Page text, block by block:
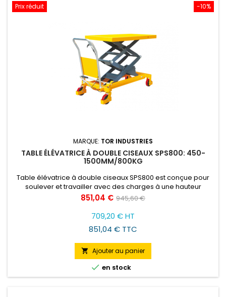
-10%
Prix réduit
MARQUE: TOR INDUSTRIES
TABLE ÉLÉVATRICE À DOUBLE CISEAUX SPS800: 450-
1500MM/800KG
Table élévatrice à double ciseaux SPS800 est conçue pour
soulever et travailler avec des charges à une hauteur
convenable pour l'opérateur.
Prix
851,04 € Prix
945,60 €
709,20 € HT
851,04 € TTC
 Ajouter au panier
 en stock